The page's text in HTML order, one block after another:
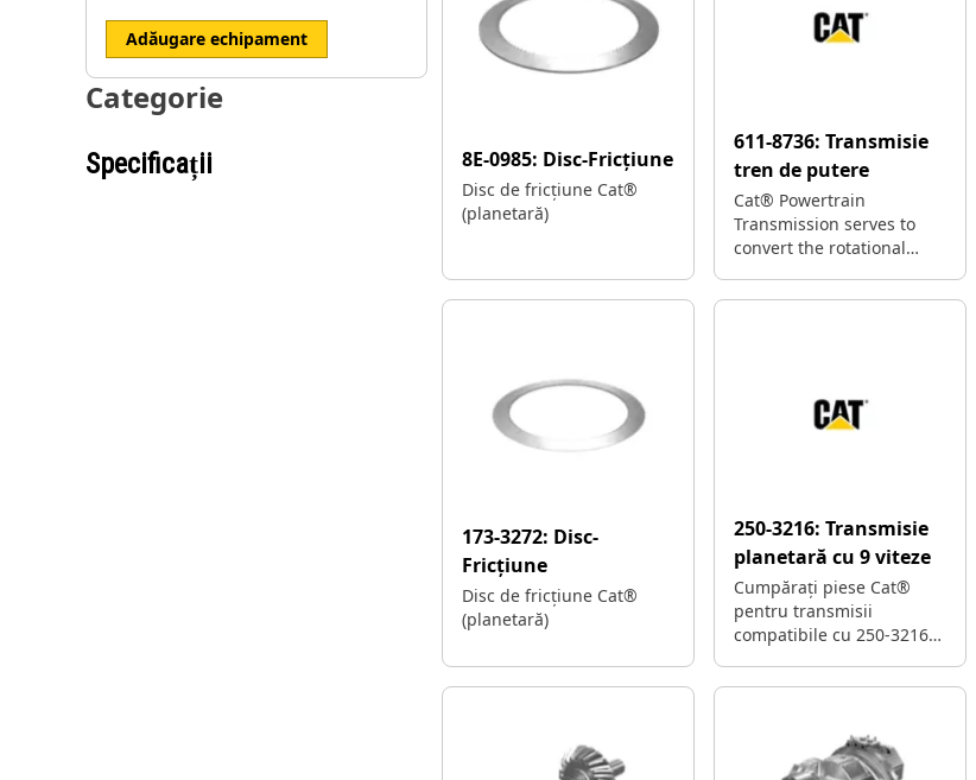
Adăugare echipament
Categorie
Specificații 8E-0985: Disc-Fricțiune
Disc de fricțiune Cat®
(planetară)
611-8736: Transmisie
tren de putere
Cat® Powertrain
Transmission serves to
convert the rotational
engine into torque, which
173-3272: Disc-
Fricțiune
Disc de fricțiune Cat®
(planetară)
250-3216: Transmisie
planetară cu 9 viteze
Cumpărați piese Cat®
pentru transmisii
compatibile cu 250-3216
echipamentul greu în